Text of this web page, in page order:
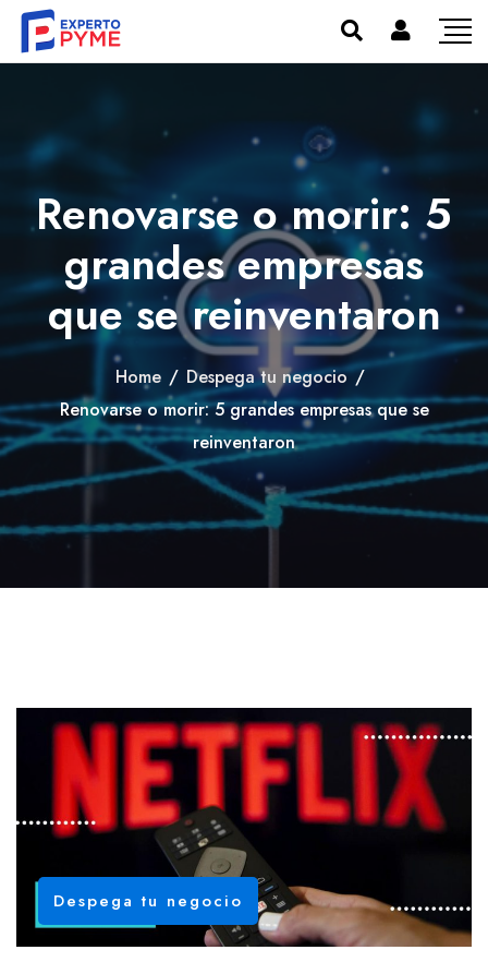
Renovarse o morir: 5
grandes empresas
que se reinventaron
Home / Despega tu negocio /
Renovarse o morir: 5 grandes empresas que se
reinventaron
Despega tu negocio